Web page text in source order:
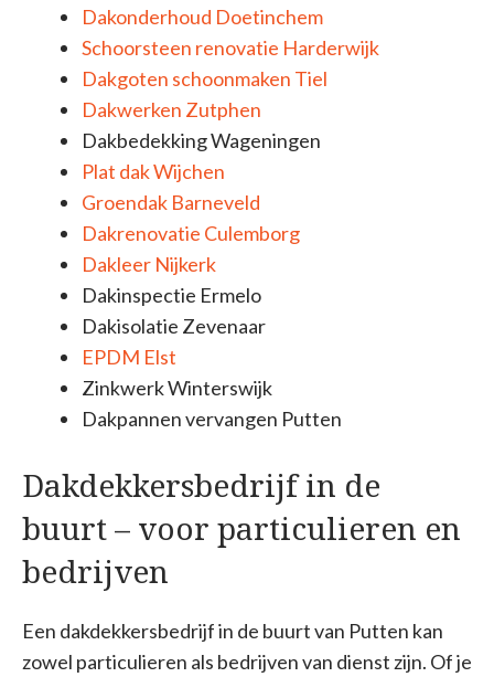
Dakonderhoud Doetinchem
Schoorsteen renovatie Harderwijk
Dakgoten schoonmaken Tiel
Dakwerken Zutphen
Dakbedekking Wageningen
Plat dak Wijchen
Groendak Barneveld
Dakrenovatie Culemborg
Dakleer Nijkerk
Dakinspectie Ermelo
Dakisolatie Zevenaar
EPDM Elst
Zinkwerk Winterswijk
Dakpannen vervangen Putten
Dakdekkersbedrijf in de
buurt – voor particulieren en
bedrijven
Een dakdekkersbedrijf in de buurt van Putten kan
zowel particulieren als bedrijven van dienst zijn. Of je